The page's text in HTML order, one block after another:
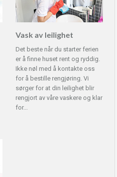
Vask av leilighet
Det beste når du starter ferien
er å finne huset rent og ryddig.
Ikke nøl med å kontakte oss
for å bestille rengjøring. Vi
sørger for at din leilighet blir
rengjort av våre vaskere og klar
for...